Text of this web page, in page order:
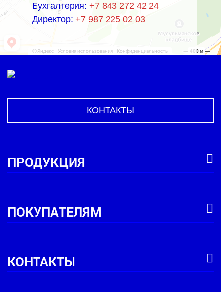
Бухгалтерия: +7 843 272 42 24
Директор: +7 987 225 02 03
КОНТАКТЫ
ПРОДУКЦИЯ
ПОКУПАТЕЛЯМ
КОНТАКТЫ